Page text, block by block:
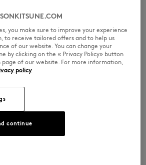
仕様
you make sure to improve your experience
to receive tailored offers and to help us
of our website. You can change your
by clicking on the « Privacy Policy» button
of our website. For more information,
policy
continue